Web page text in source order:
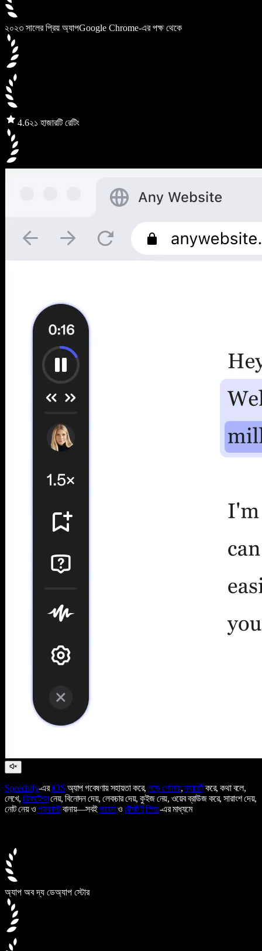
২০২৩ সালের প্রিয় অ্যাপGoogle Chrome-এর পক্ষ থেকে
4.6২১ হাজারটি রেটিং
Speechify-এরiOS অ্যাপ গবেষণায় সহায়তা করে, পড়ে শোনায়,ন্যারেটকরে, কথা বলে,
লেখে, ডিকটেশননেয়, বিনোদন দেয়, লেকচার দেয়, কুইজ নেয়, ওয়েব ব্রাউজ করে, সারাংশ দেয়,
নোট নেয় ও পডকাস্টবানায়—সবইভয়েসও টেক্সট টু স্পিচ-এর মাধ্যমে
অ্যাপ অব দ্য ডেঅ্যাপ স্টোর